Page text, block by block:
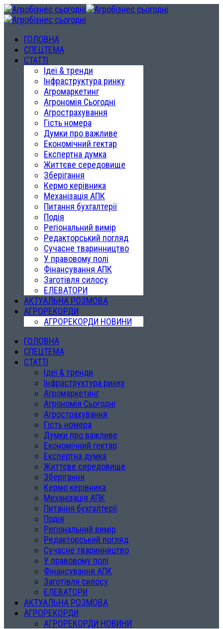
ГОЛОВНА
СПЕЦТЕМА
СТАТТІ
Ідеї & тренди
Інфраструктура ринку
Агромаркетинг
Агрономія Сьогодні
Агрострахування
Гість номера
Думки про важливе
Економічний гектар
Експертна думка
Життєве середовище
Зберігання
Кермо керівника
Механізація АПК
Питання бухгалтерії
Подія
Регіональний вимір
Редакторський погляд
Сучасне тваринництво
У правовому полі
Фінансування АПК
Заготівля силосу
ЕЛЕВАТОРИ
АКТУАЛЬНА РОЗМОВА
АГРОРЕКОРДИ
АГРОРЕКОРДИ НОВИНИ
ГОЛОВНА
СПЕЦТЕМА
СТАТТІ
Ідеї & тренди
Інфраструктура ринку
Агромаркетинг
Агрономія Сьогодні
Агрострахування
Гість номера
Думки про важливе
Економічний гектар
Експертна думка
Життєве середовище
Зберігання
Кермо керівника
Механізація АПК
Питання бухгалтерії
Подія
Регіональний вимір
Редакторський погляд
Сучасне тваринництво
У правовому полі
Фінансування АПК
Заготівля силосу
ЕЛЕВАТОРИ
АКТУАЛЬНА РОЗМОВА
АГРОРЕКОРДИ
АГРОРЕКОРДИ НОВИНИ